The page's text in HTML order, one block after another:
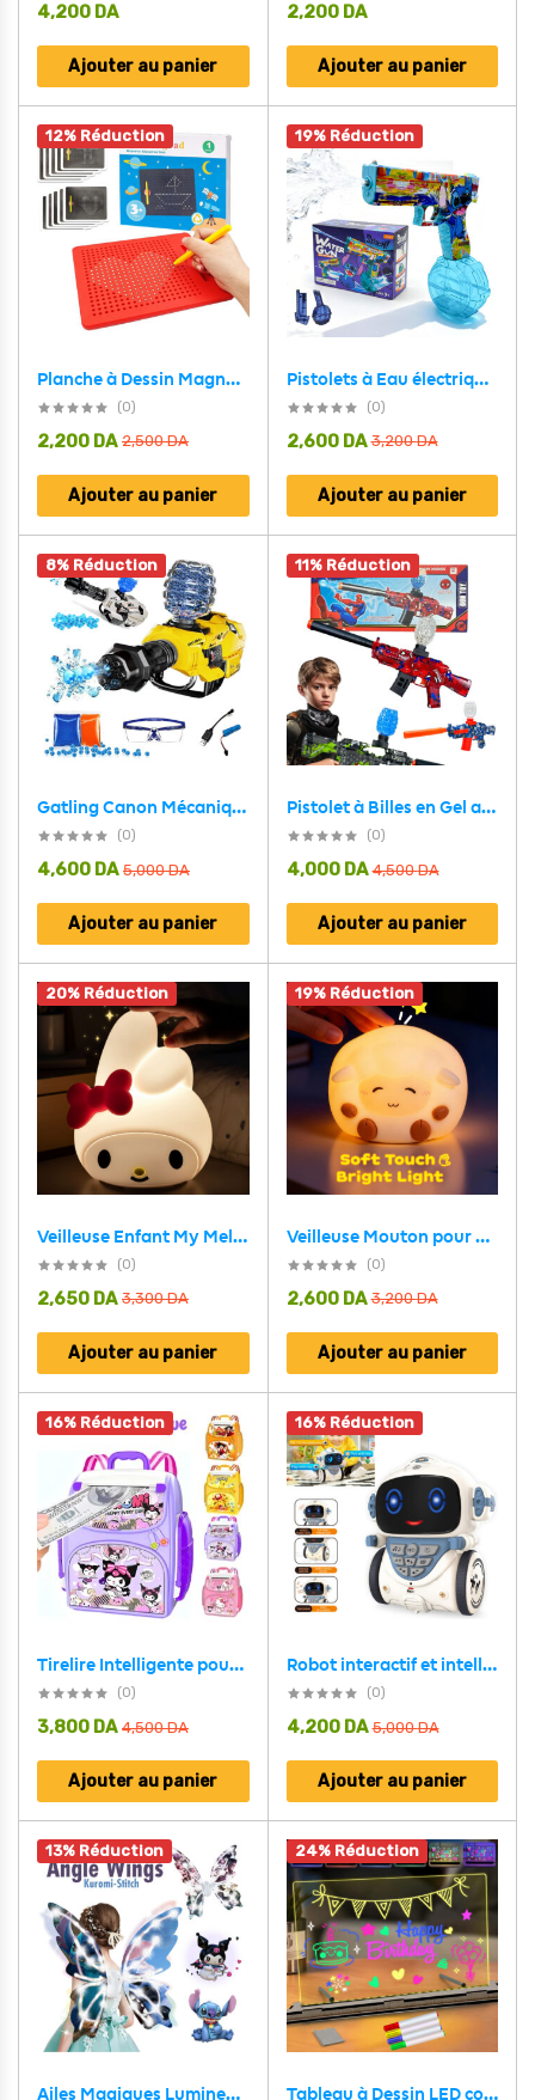
4,200 DA
Ajouter au panier
2,200 DA
Ajouter au panier
12% Réduction
Planche à Dessin Magnétique avec Stylo pour Enfants – لوحة رسم مغناطسية للأطفال
(0)
2,500DA
2,200 DA
Ajouter au panier
19% Réduction
Pistolets à Eau électrique Automatique pour Enfants – مسدس إطلاق المياه أتوماتيكي
(0)
3,200DA
2,600 DA
Ajouter au panier
8% Réduction
Gatling Canon Mécanique Pistolet à à Billes en Gel en Rafale – مسدس الطلقات الكريستالية
(0)
5,000DA
4,600 DA
Ajouter au panier
11% Réduction
Pistolet à Billes en Gel avec Accessoires Motif Dessin Animé – مسدس الطلقات الكريستالية
(0)
4,500DA
4,000 DA
Ajouter au panier
20% Réduction
Veilleuse Enfant My Melody Lampe LED avec Lumière Douce – مصباح سيليكون لغرف الأطفال
(0)
3,300DA
2,650 DA
Ajouter au panier
19% Réduction
Veilleuse Mouton pour Enfants Lampe LED souple et rechargeable – مصباح سيليكون لغرف الأطفال
(0)
3,200DA
2,600 DA
Ajouter au panier
16% Réduction
Tirelire Intelligente pour Enfants en forme de sac à dos Avec verrouillage par empreinte digitale – حصالة النقود الذكية على شكل حقيبة ظهر عصرية تجمع بين المرح والأمان
(0)
4,500DA
3,800 DA
Ajouter au panier
16% Réduction
Robot interactif et intelligent pour enfants avec commande vocale – روبوت تعليمي للأطفال
(0)
5,000DA
4,200 DA
Ajouter au panier
13% Réduction
Ailes Magiques Lumineuses pour Enfants Design Stitch Kuromi
24% Réduction
Tableau à Dessin LED coloré avec 4 stylos et Support 30x20cm – لوحة مضيئة للرسم والتلوين